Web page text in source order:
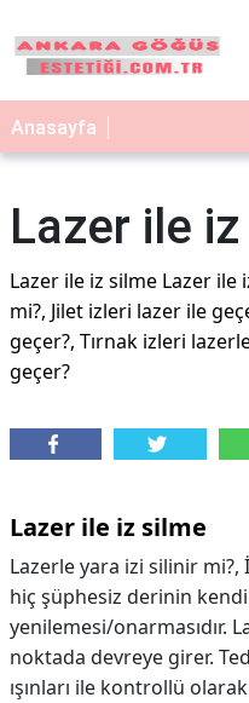
Anasayfa
Lazer ile
Lazer ile iz silme Lazer
mi?, Jilet izleri lazer ile
geçer?, Tırnak izleri
geçer?
Lazer ile iz silme
Lazerle yara izi silinir
hiç şüphesiz derinin
yenilemesi/onarmasıdır.
noktada devreye girer.
ışınları ile kontrollü